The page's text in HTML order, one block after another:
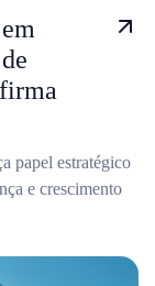
papel estratégico
e crescimento